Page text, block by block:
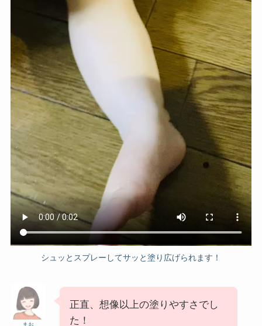
シュッとスプレーしてサッと塗り広げられます！
まお
正直、想像以上の塗りやすさでし
た！